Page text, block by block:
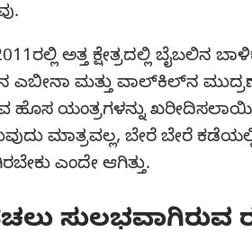
ಅತ್ತ ಕ್ಷೇತ್ರದಲ್ಲಿ ಬೈಬಲಿನ
ಎಬೀನಾ ಮತ್ತು ವಾಲ್‌ಕಿಲ್‌ನ
ಹೊಸ ಯಂತ್ರಗಳನ್ನು
ಮಾತ್ರವಲ್ಲ, ಬೇರೆ ಬೇರೆ
ಎಂದೇ ಆಗಿತ್ತು.
ಸುಲಭವಾಗಿರುವ